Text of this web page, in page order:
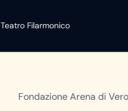
Teatro Filarmonico
Fondazione Arena di